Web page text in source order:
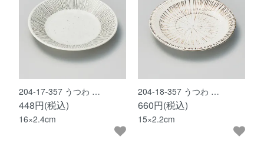
204-17-357 うつわ …
448円(税込)
16×2.4cm
204-18-357 うつわ …
660円(税込)
15×2.2cm